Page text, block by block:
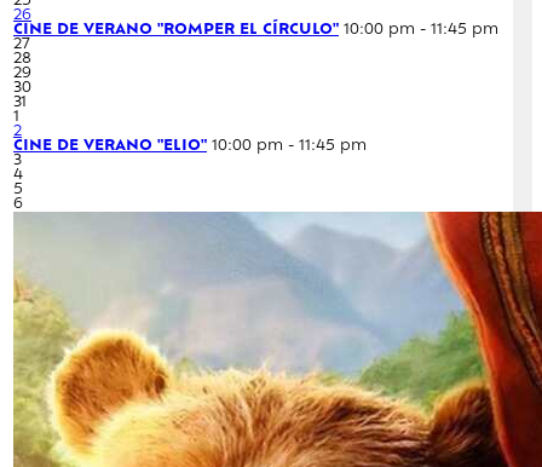
26
CINE DE VERANO "ROMPER EL CÍRCULO" 10:00 pm - 11:45 pm
27
28
29
30
31
1
2
CINE DE VERANO "ELIO" 10:00 pm - 11:45 pm
3
4
5
6